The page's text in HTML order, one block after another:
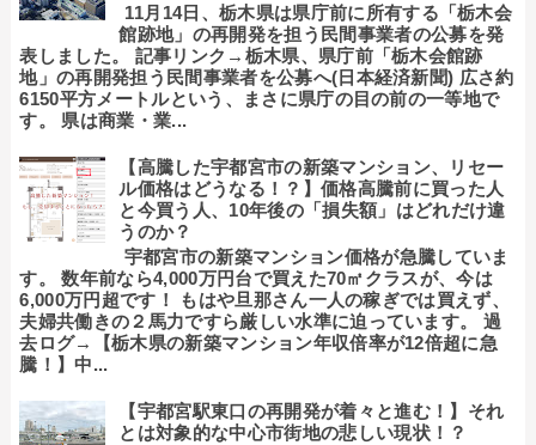
11月14日、栃木県は県庁前に所有する「栃木会
館跡地」の再開発を担う民間事業者の公募を発
表しました。 記事リンク→栃木県、県庁前「栃木会館跡
地」の再開発担う民間事業者を公募へ(日本経済新聞) 広さ約
6150平方メートルという、まさに県庁の目の前の一等地で
す。 県は商業・業...
【高騰した宇都宮市の新築マンション、リセー
ル価格はどうなる！？】価格高騰前に買った人
と今買う人、10年後の「損失額」はどれだけ違
うのか？
宇都宮市の新築マンション価格が急騰していま
す。 数年前なら4,000万円台で買えた70㎡クラスが、今は
6,000万円超です！ もはや旦那さん一人の稼ぎでは買えず、
夫婦共働きの２馬力ですら厳しい水準に迫っています。 過
去ログ→【栃木県の新築マンション年収倍率が12倍超に急
騰！】中...
【宇都宮駅東口の再開発が着々と進む！】それ
とは対象的な中心市街地の悲しい現状！？